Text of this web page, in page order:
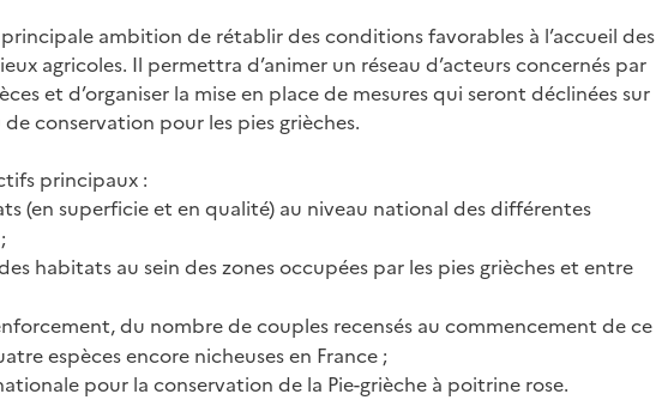
ambition de rétablir des conditions favorables à l’accueil des
agricoles. Il permettra d’animer un réseau d’acteurs concernés par
et d’organiser la mise en place de mesures qui seront déclinées sur
conservation pour les pies grièches.
principaux :
(en superficie et en qualité) au niveau national des différentes
habitats au sein des zones occupées par les pies grièches et entre
du nombre de couples recensés au commencement de ce
espèces encore nicheuses en France ;
pour la conservation de la Pie-grièche à poitrine rose.